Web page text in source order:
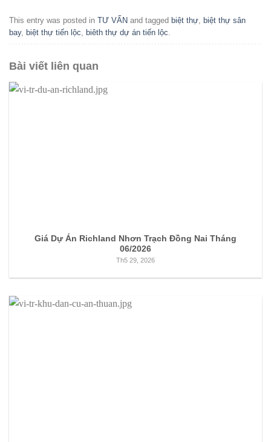
This entry was posted in TƯ VẤN and tagged biệt thự, biệt thự sân
bay, biệt thự tiến lộc, biêth thự dự án tiến lộc.
Bài viết liên quan
Giá Dự Án Richland Nhơn Trạch Đồng Nai Tháng
06/2026
Th5 29, 2026